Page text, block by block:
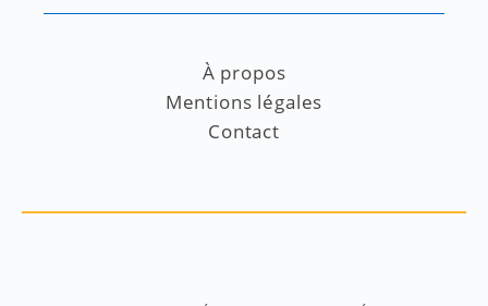
À propos
Mentions légales
Contact